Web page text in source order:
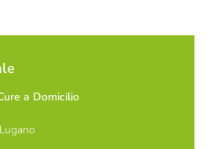
a Domicilio